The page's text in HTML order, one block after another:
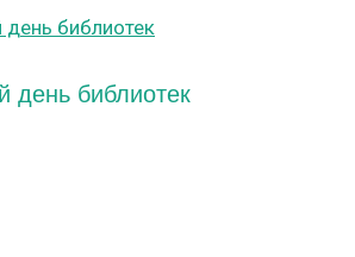
день библиотек